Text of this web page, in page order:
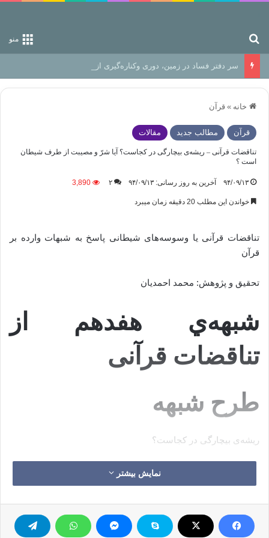
منو
سر دفتر فساد در زمین‌، دوری وکناره‌گیری از راه خداست‌!
خانه » قرآن
قرآن مطالب جدید مقالات
تناقضات قرآنی – ریشه‌ی بیچارگی در کجاست؟ آیا شرّ و مصیبت از طرف شیطان
است ؟
۹۴/۰۹/۱۳ آخرین به روز رسانی: ۹۴/۰۹/۱۳ ۲ 3,890
خواندن این مطلب 20 دقیقه زمان میبرد
تناقضات قرآنی یا وسوسه‌های شیطانی پاسخ به شبهات وارده بر
قرآن
تحقیق و پژوهش: محمد احمدیان
شبهه‌ي هفدهم از
تناقضات قرآنی
طرح شبهه
ریشه‌ی بیچارگی در کجاست؟
خود ماست، (سوره‌ی 4 آیه‌ی 79)؟ یا از طرف الله، (سوره‌ی 4 آیه‌ی
آیات مطرح در شبهه
نمایش بیشتر